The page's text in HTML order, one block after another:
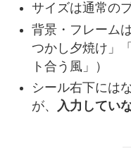
サイズは通常の
背景・フレーム
つかし夕焼け」
ト合う風」）
シール右下には
が、
入力してい